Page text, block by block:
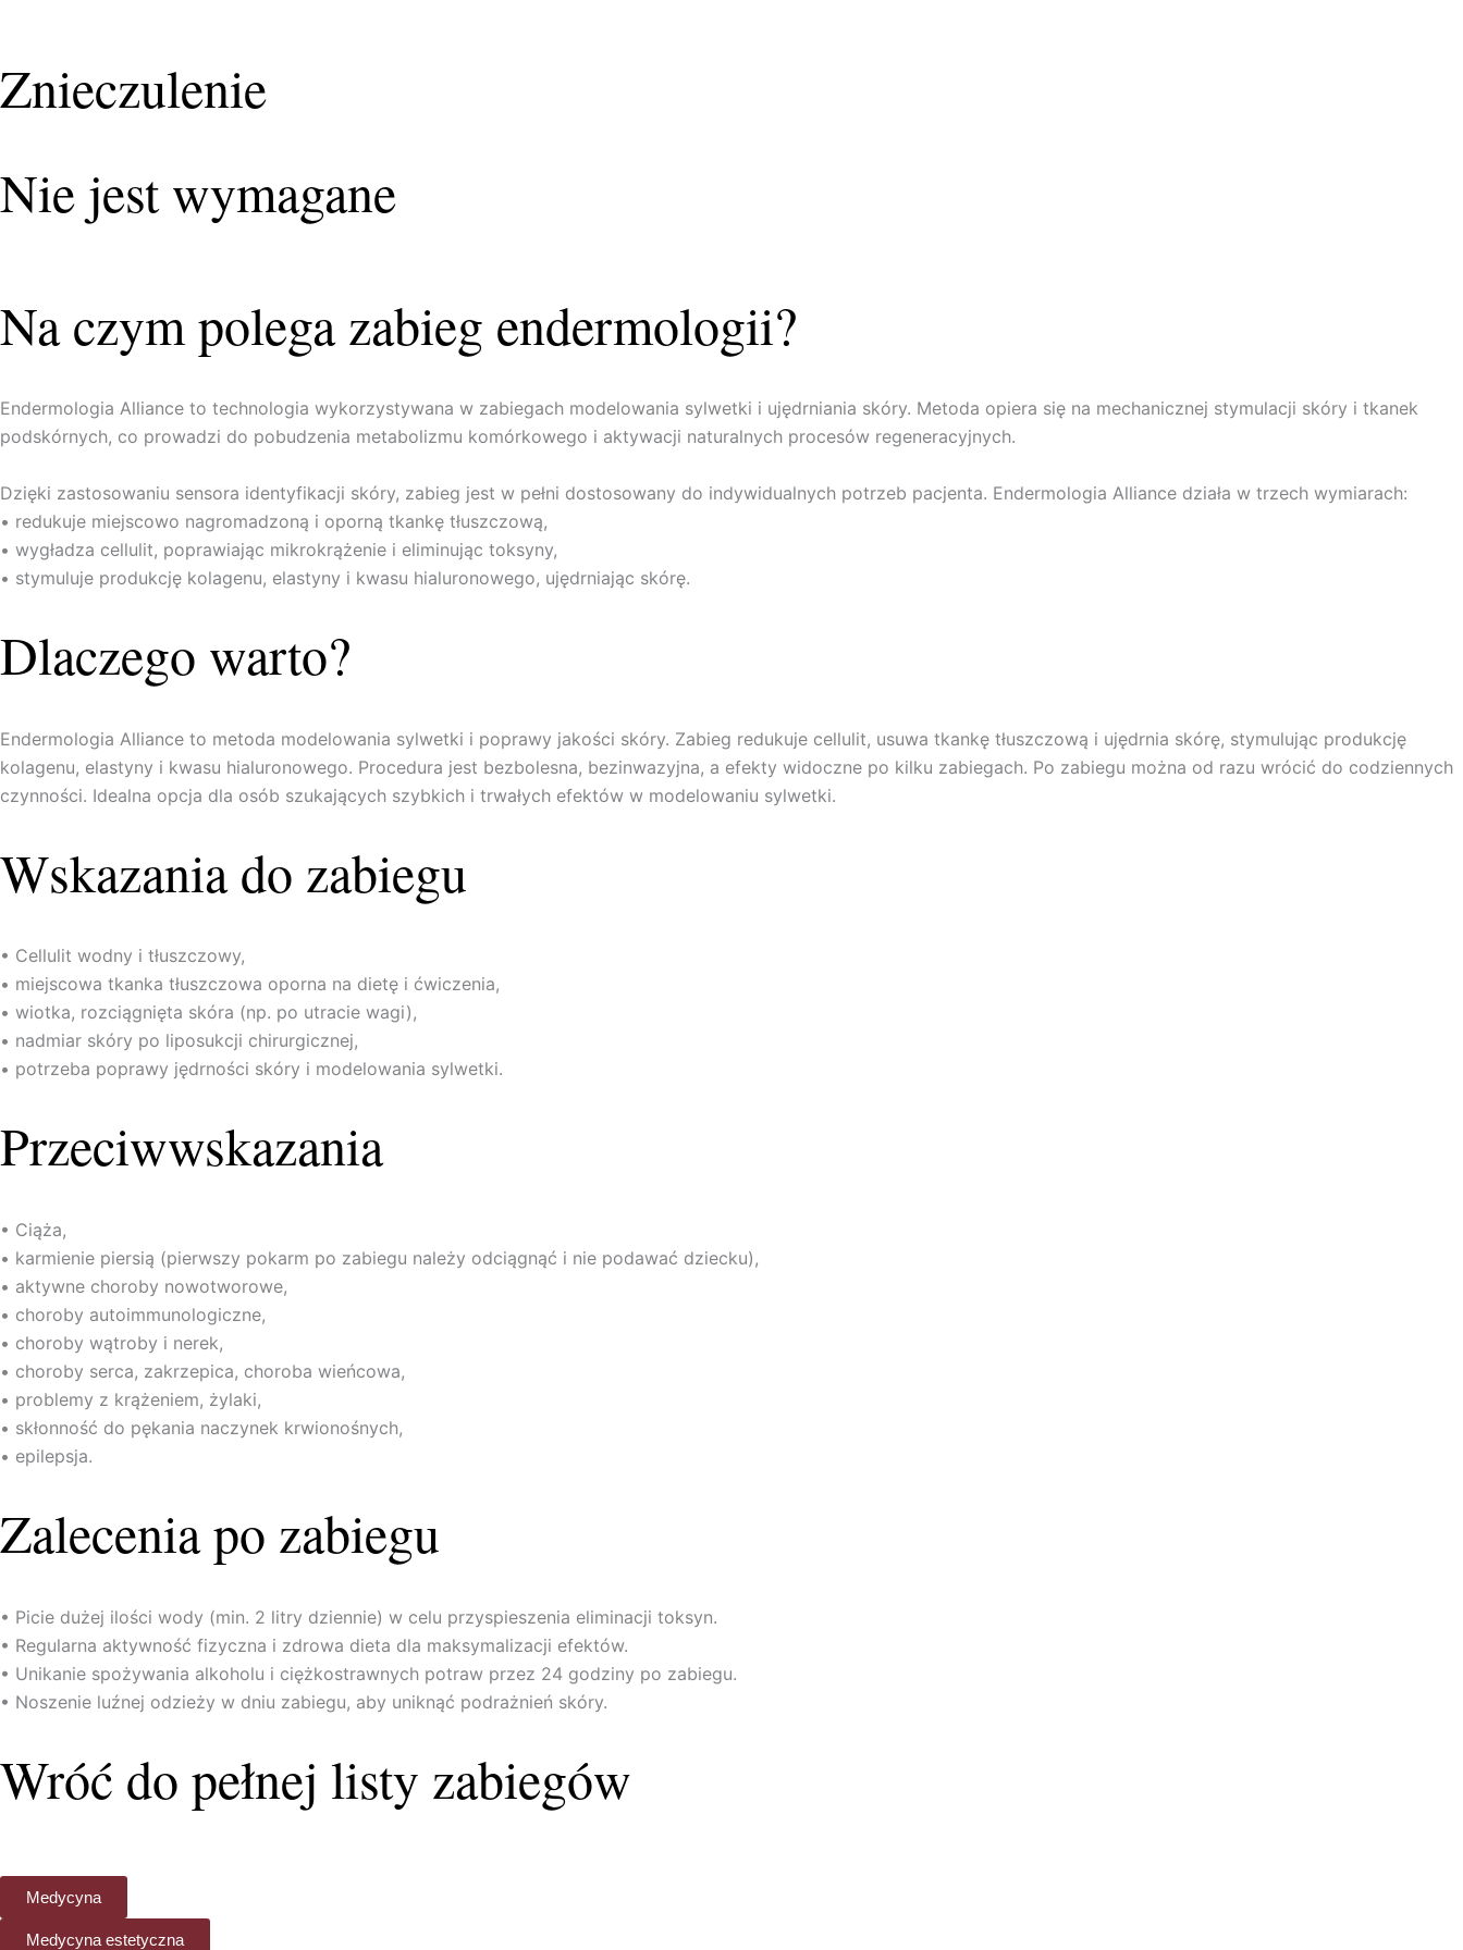
Znieczulenie
Nie jest wymagane
Na czym polega zabieg endermologii?
Endermologia Alliance to technologia wykorzystywana w zabiegach modelowania sylwetki i ujędrniania skóry. Metoda opiera się na mechanicznej stymulacji skóry i tkanek
podskórnych, co prowadzi do pobudzenia metabolizmu komórkowego i aktywacji naturalnych procesów regeneracyjnych.
Dzięki zastosowaniu sensora identyfikacji skóry, zabieg jest w pełni dostosowany do indywidualnych potrzeb pacjenta. Endermologia Alliance działa w trzech wymiarach:
• redukuje miejscowo nagromadzoną i oporną tkankę tłuszczową,
• wygładza cellulit, poprawiając mikrokrążenie i eliminując toksyny,
• stymuluje produkcję kolagenu, elastyny i kwasu hialuronowego, ujędrniając skórę.
Dlaczego warto?
Endermologia Alliance to metoda modelowania sylwetki i poprawy jakości skóry. Zabieg redukuje cellulit, usuwa tkankę tłuszczową i ujędrnia skórę, stymulując produkcję
kolagenu, elastyny i kwasu hialuronowego. Procedura jest bezbolesna, bezinwazyjna, a efekty widoczne po kilku zabiegach. Po zabiegu można od razu wrócić do codziennych
czynności. Idealna opcja dla osób szukających szybkich i trwałych efektów w modelowaniu sylwetki.
Wskazania do zabiegu
• Cellulit wodny i tłuszczowy,
• miejscowa tkanka tłuszczowa oporna na dietę i ćwiczenia,
• wiotka, rozciągnięta skóra (np. po utracie wagi),
• nadmiar skóry po liposukcji chirurgicznej,
• potrzeba poprawy jędrności skóry i modelowania sylwetki.
Przeciwwskazania
• Ciąża,
• karmienie piersią (pierwszy pokarm po zabiegu należy odciągnąć i nie podawać dziecku),
• aktywne choroby nowotworowe,
• choroby autoimmunologiczne,
• choroby wątroby i nerek,
• choroby serca, zakrzepica, choroba wieńcowa,
• problemy z krążeniem, żylaki,
• skłonność do pękania naczynek krwionośnych,
• epilepsja.
Zalecenia po zabiegu
• Picie dużej ilości wody (min. 2 litry dziennie) w celu przyspieszenia eliminacji toksyn.
• Regularna aktywność fizyczna i zdrowa dieta dla maksymalizacji efektów.
• Unikanie spożywania alkoholu i ciężkostrawnych potraw przez 24 godziny po zabiegu.
• Noszenie luźnej odzieży w dniu zabiegu, aby uniknąć podrażnień skóry.
Wróć do pełnej listy zabiegów
Medycyna
Medycyna estetyczna